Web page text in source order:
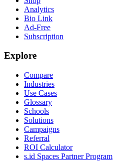
Analytics
Bio Link
Ad-Free
Subscription
Explore
Compare
Industries
Use Cases
Glossary
Schools
Solutions
Campaigns
Referral
ROI Calculator
s.id Spaces Partner Program